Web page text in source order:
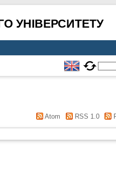
УНІВЕРСИТЕТУ
Atom RSS 1.0